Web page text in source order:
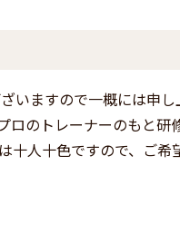
いますので一概には申
ロのトレーナーのもと
十人十色ですので、ご